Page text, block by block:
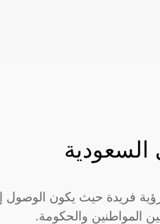
فريدة حيث يكون
المواطنين والحكومة.